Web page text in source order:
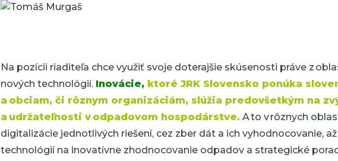
Na pozícii riaditeľa chce využiť svoje doterajšie skúsenosti práve z
nových technológií. Inovácie, ktoré JRK Slovensko ponúka
a obciam, či rôznym organizáciám, slúžia predovšetkým na
a udržateľnosti v odpadovom hospodárstve. A to v rôznych
digitalizácie jednotlivých riešení, cez zber dát a ich vyhodnocovanie,
technológií na inovatívne zhodnocovanie odpadov a strategické